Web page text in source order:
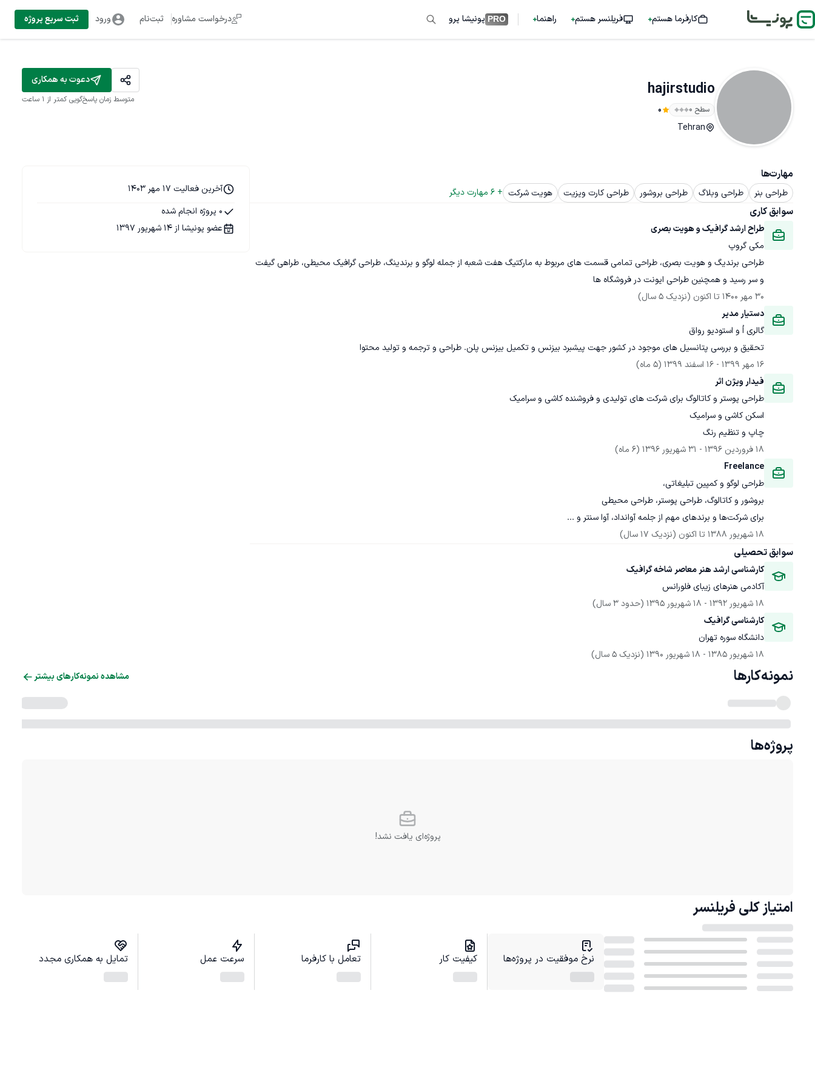
کارفرما هستم فریلنسر هستم راهنما PRO پونیشا پرو درخواست مشاوره ثبت‌نام ورود ثبت سریع پروژه
hajirstudio
سطح ۰ 0
Tehran
دعوت به همکاری
متوسط زمان پاسخ‌گویی کمتر از 1 ساعت
مهارت‌ها
طراحی بنر طراحی وبلاگ طراحی بروشور طراحی کارت ویزیت هویت شرکت +
6 مهارت دیگر
سوابق کاری
طراح ارشد گرافیک و هویت بصری
مکی گروپ
طراحی برندیگ و هویت بصری، طراحی تمامی قسمت های مربوط به مارکتیگ هفت شعبه از جمله لوگو و برندینگ، طراحی گرافیک محیطی، طراهی گیفت
و سر رسید و همچنین طراحی ایونت در فروشگاه ها
30 مهر 1400
تا اکنون (نزدیک 5 سال)
دستیار مدیر
گالری اُ و استودیو رواق
تحقیق و بررسی پتانسیل های موجود در کشور جهت پیشبرد بیزنس و تکمیل بیزنس پلن. طراحی و ترجمه و تولید محتوا
16 مهر 1399
- 16 اسفند 1399
(5 ماه)
فیدار ویژن اثر
چاپ و تنظیم رنگ
18 فروردین 1396
- 31 شهریور 1396
(6 ماه)
Freelance
برای شرکت‌ها و برندهای مهم از جلمه آوانداد، آوا سنتر و ...
18 شهریور 1388
تا اکنون (نزدیک 17 سال)
سوابق تحصیلی
کارشناسی ارشد هنر معاصر شاخه گرافیک
آکادمی هنرهای زیبای فلورانس
18 شهریور 1392
- 18 شهریور 1395
(حدود 3 سال)
کارشناسی گرافیک
دانشگاه سوره تهران
18 شهریور 1385
- 18 شهریور 1390 (نزدیک 5 سال)
آخرین فعالیت 17 مهر 1403
0 پروژه انجام شده
عضو پونیشا از 14 شهریور 1397
نمونه‌کارها مشاهده نمونه‌کارهای بیشتر
پروژه‌ها
پروژه‌ای یافت نشد!
امتیاز کلی فریلنسر
نرخ موفقیت در پروژه‌ها کیفیت کار تعامل با کارفرما سرعت عمل تمایل به همکاری مجدد